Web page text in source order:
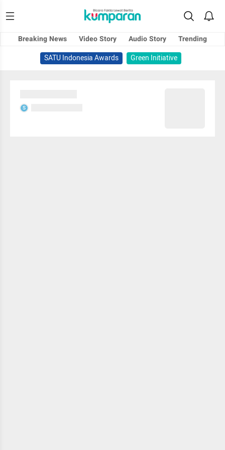
Breaking News Video Story Audio Story
Trending
SATU Indonesia Awards
Green Initiative
S